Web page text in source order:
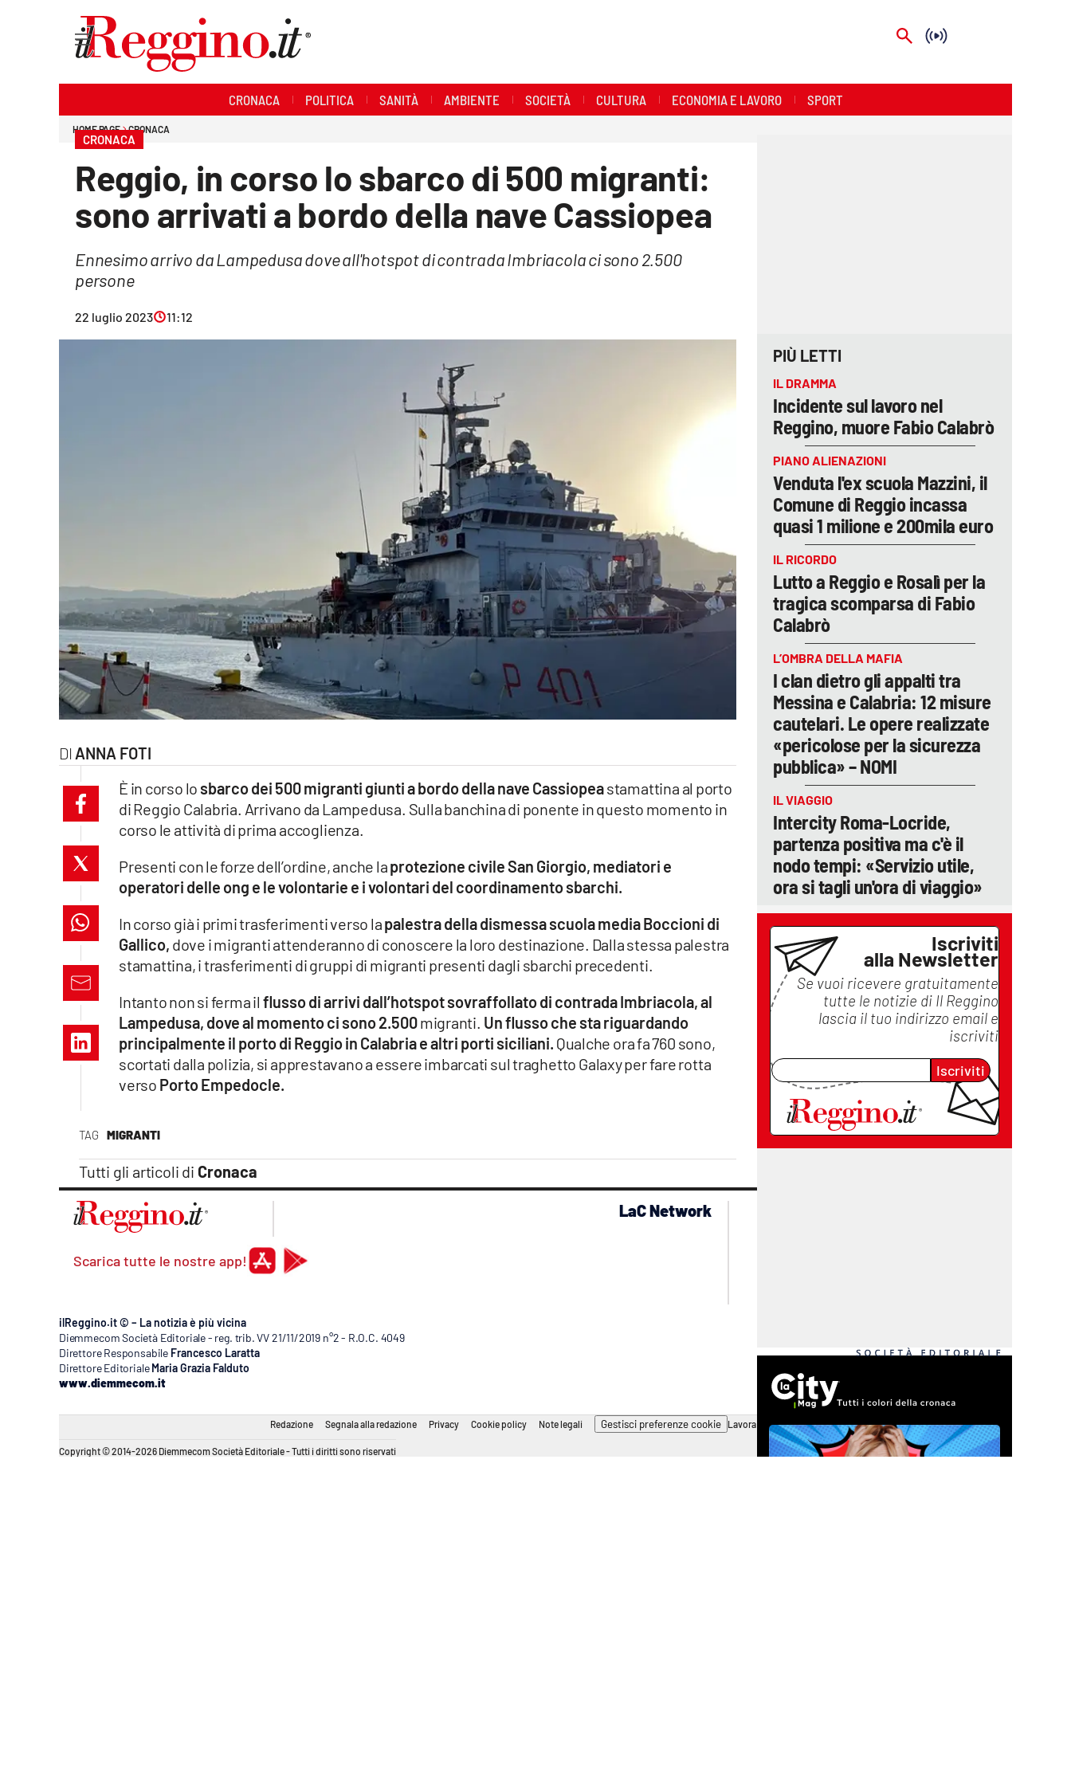
cosenzachannel.it
catanzarochannel.it
lacapitalenews.it
CRONACA POLITICA SANITÀ AMBIENTE SOCIETÀ CULTURA ECONOMIA E LAVORO SPORT
HOME PAGE CRONACA
CRONACA
Reggio, in corso lo sbarco di 500 migranti:
sono arrivati a bordo della nave Cassiopea
Ennesimo arrivo da Lampedusa dove all'hotspot di contrada Imbriacola ci sono 2.500
persone
22 luglio 2023 11:12
ANNA FOTI
TAG MIGRANTI
Tutti gli articoli di Cronaca
È in corso lo sbarco dei 500 migranti giunti a bordo della nave Cassiopeastamattina al porto
di Reggio Calabria. Arrivano da Lampedusa. Sulla banchina di ponente in questo momento in
corso le attività di prima accoglienza.
Presenti con le forze dell’ordine, anche laprotezione civile San Giorgio, mediatori e
operatori delle ong e le volontarie e i volontari del coordinamento sbarchi.
In corso già i primi trasferimenti verso lapalestra della dismessa scuola media Boccioni di
Gallico, dove i migranti attenderanno di conoscere la loro destinazione. Dalla stessa palestra
stamattina, i trasferimenti di gruppi di migranti presenti dagli sbarchi precedenti.
Intanto non si ferma il flusso di arrivi dall’hotspot sovraffollato di contrada Imbriacola, al
Lampedusa, dove al momento ci sono 2.500migranti. Un flusso che sta riguardando
principalmente il porto di Reggio in Calabria e altri porti siciliani. Qualche ora fa 760 sono,
scortati dalla polizia, si apprestavano a essere imbarcati sul traghetto Galaxy per fare rotta
verso Porto Empedocle.
PIÙ LETTI
IL DRAMMA
Incidente sul lavoro nel
Reggino, muore Fabio Calabrò
PIANO ALIENAZIONI
Venduta l'ex scuola Mazzini, il
Comune di Reggio incassa
quasi 1 milione e 200mila euro
IL RICORDO
Lutto a Reggio e Rosalì per la
tragica scomparsa di Fabio
Calabrò
L’OMBRA DELLA MAFIA
I clan dietro gli appalti tra
Messina e Calabria: 12 misure
cautelari. Le opere realizzate
«pericolose per la sicurezza
pubblica» – NOMI
IL VIAGGIO
Intercity Roma-Locride,
partenza positiva ma c'è il
nodo tempi: «Servizio utile,
ora si tagli un'ora di viaggio»
Iscriviti
alla Newsletter
Se vuoi ricevere gratuitamente
tutte le notizie di Il Reggino
lascia il tuo indirizzo email e
iscriviti
Iscriviti
Scarica tutte le nostre app!
LaC Network
ilReggino.it © – La notizia è più vicina
Diemmecom Società Editoriale - reg. trib. VV 21/11/2019 n°2 - R.O.C. 4049
Direttore Responsabile Francesco Laratta
Direttore Editoriale Maria Grazia Falduto
www.diemmecom.it
Redazione Segnala alla redazione Privacy Cookie policy Note legali Gestisci preferenze cookie Lavora con noi
Copyright © 2014-2026 Diemmecom Società Editoriale - Tutti i diritti sono riservati